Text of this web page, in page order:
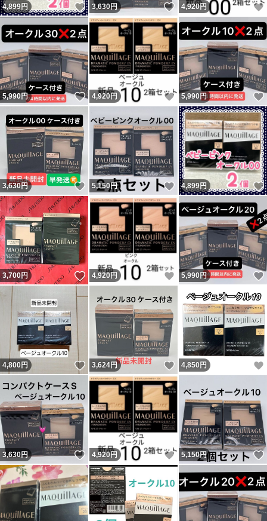
4,899円 いいね！
3,630円 いいね！
4,920円
5,990円 いいね！
4,920円 いいね！
5,990円
3,630円 いいね！
5,150円 いいね！
4,899円
3,700円 いいね！
4,920 円 いいね！
5,990円
4,800円 いいね！
3,624円 いいね！
4,850 円
3,630円 いいね！
4,920円 いいね！
5,150円